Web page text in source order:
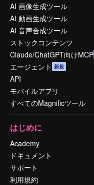
AI 画像生成ツール
AI 動画生成ツール
AI 音声合成ツール
ストックコンテンツ
Claude/ChatGPT向けMCP
エージェント 新規
API
モバイルアプリ
すべてのMagnificツール
はじめに
Academy
ドキュメント
サポート
利用規約